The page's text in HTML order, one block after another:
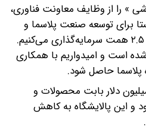
» را از وظایف معاونت فناوری،
برای توسعه صنعت پلاسما و
تولید محصولات مشتق از آن ۲.۵ همت سرمایه‌گذاری می‌کنیم.
است و امیدواریم با همکاری
حاصل شود.
گفته افشین، سالانه ۳۰۰ میلیون دلار بابت محصولات و
و این پالایشگاه به کاهش